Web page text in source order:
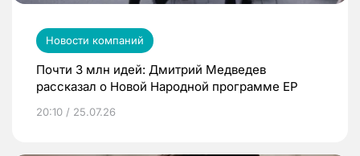
Новости компаний
Почти 3 млн идей: Дмитрий Медведев
рассказал о Новой Народной программе ЕР
20:10 / 25.07.26